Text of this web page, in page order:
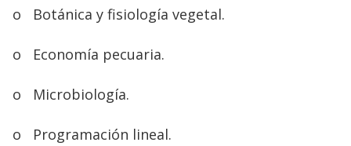
o Botánica y fisiología vegetal.
o Economía pecuaria.
o Microbiología.
o Programación lineal.